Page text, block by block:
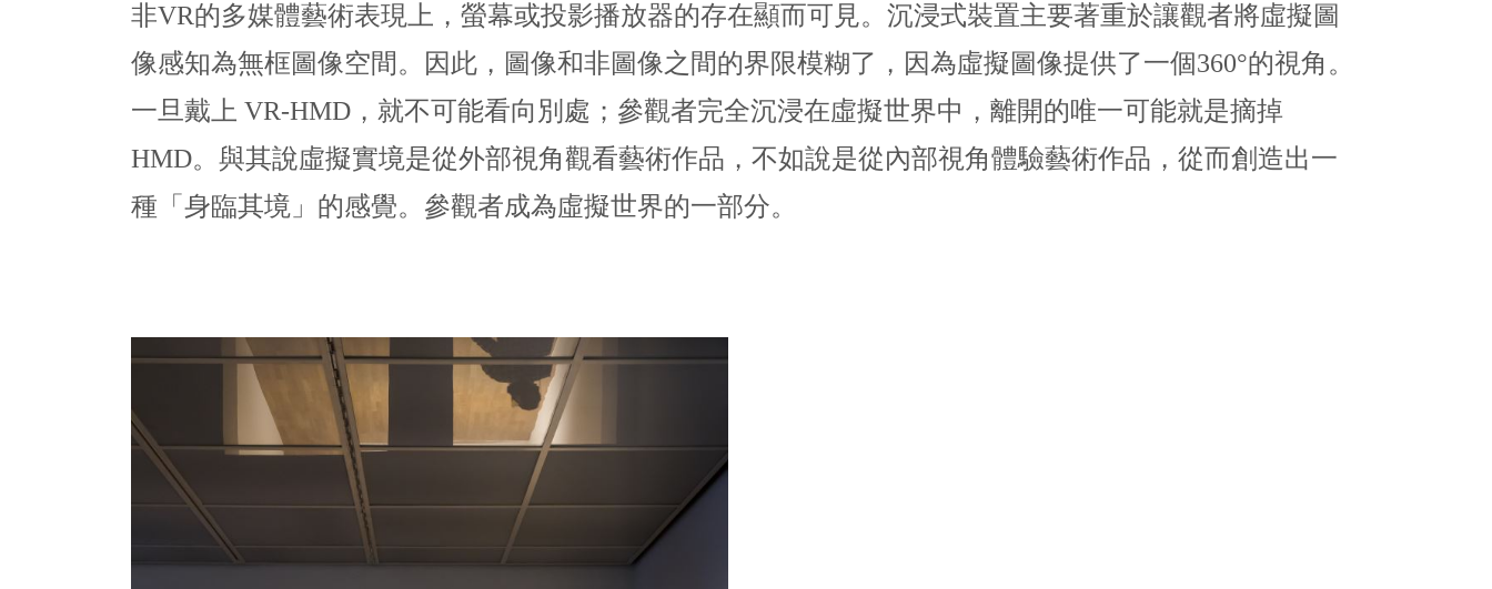
非VR的多媒體藝術表現上，螢幕或投影播放器的存在顯而可見。沉浸式裝置主要著重於讓觀者將虛擬圖
像感知為無框圖像空間。因此，圖像和非圖像之間的界限模糊了，因為虛擬圖像提供了一個360°的視角。
一旦戴上 VR-HMD，就不可能看向別處；參觀者完全沉浸在虛擬世界中，離開的唯一可能就是摘掉
HMD。與其說虛擬實境是從外部視角觀看藝術作品，不如說是從內部視角體驗藝術作品，從而創造出一
種「身臨其境」的感覺。參觀者成為虛擬世界的一部分。